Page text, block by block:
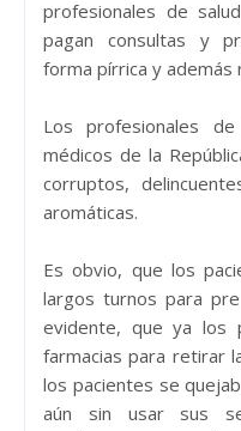
profesionales de
pagan consultas y
forma pírrica y
Los profesionales
médicos de la
corruptos,
aromáticas.
Es obvio, que los
largos turnos para
evidente, que ya los
farmacias para retirar
los pacientes se
aún sin usar sus